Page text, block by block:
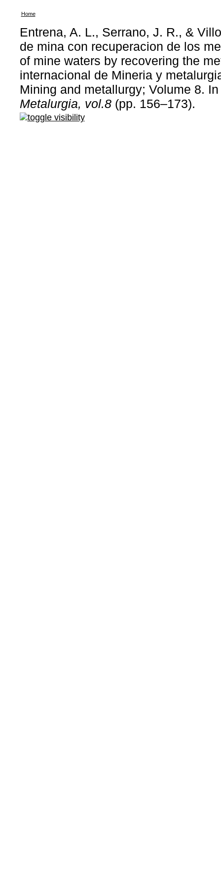
Home
Entrena, A. L., Serrano, J. R., &
de mina con recuperacion de los
of mine waters by recovering the
internacional de Mineria y
Mining and metallurgy; Volume 8.
Metalurgia, vol.8(pp. 156–173).